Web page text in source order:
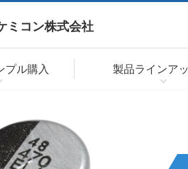
ミコン株式会社
プル購入 製品ラインア